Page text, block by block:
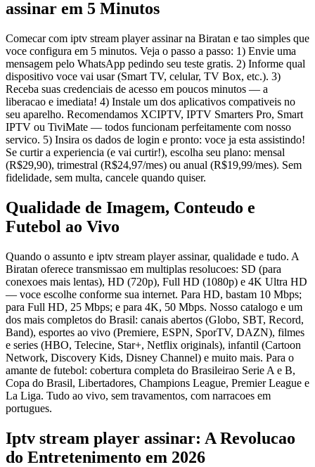
assinar em 5 Minutos
Comecar com iptv stream player assinar na Biratan e tao simples que
voce configura em 5 minutos. Veja o passo a passo: 1) Envie uma
mensagem pelo WhatsApp pedindo seu teste gratis. 2) Informe qual
dispositivo voce vai usar (Smart TV, celular, TV Box, etc.). 3)
Receba suas credenciais de acesso em poucos minutos — a
liberacao e imediata! 4) Instale um dos aplicativos compativeis no
seu aparelho. Recomendamos XCIPTV, IPTV Smarters Pro, Smart
IPTV ou TiviMate — todos funcionam perfeitamente com nosso
servico. 5) Insira os dados de login e pronto: voce ja esta assistindo!
Se curtir a experiencia (e vai curtir!), escolha seu plano: mensal
(R$29,90), trimestral (R$24,97/mes) ou anual (R$19,99/mes). Sem
fidelidade, sem multa, cancele quando quiser.
Qualidade de Imagem, Conteudo e
Futebol ao Vivo
Quando o assunto e iptv stream player assinar, qualidade e tudo. A
Biratan oferece transmissao em multiplas resolucoes: SD (para
conexoes mais lentas), HD (720p), Full HD (1080p) e 4K Ultra HD
— voce escolhe conforme sua internet. Para HD, bastam 10 Mbps;
para Full HD, 25 Mbps; e para 4K, 50 Mbps. Nosso catalogo e um
dos mais completos do Brasil: canais abertos (Globo, SBT, Record,
Band), esportes ao vivo (Premiere, ESPN, SporTV, DAZN), filmes
e series (HBO, Telecine, Star+, Netflix originals), infantil (Cartoon
Network, Discovery Kids, Disney Channel) e muito mais. Para o
amante de futebol: cobertura completa do Brasileirao Serie A e B,
Copa do Brasil, Libertadores, Champions League, Premier League e
La Liga. Tudo ao vivo, sem travamentos, com narracoes em
portugues.
Iptv stream player assinar: A Revolucao
do Entretenimento em 2026